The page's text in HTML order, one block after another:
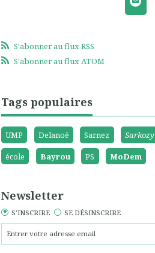
S'abonner au flux RSS
S'abonner au flux ATOM
Tags populaires
UMP Delanoë Sarnez Sarkozy
école
Bayrou PS MoDem
Newsletter
S'INSCRIRE SE DÉSINSCRIRE